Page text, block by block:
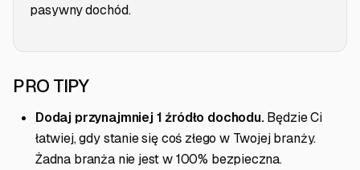
pasywny dochód.
PRO TIPY
Dodaj przynajmniej 1 źródło dochodu.Będzie Ci
łatwiej, gdy stanie się coś złego w Twojej branży.
Żadna branża nie jest w 100% bezpieczna.